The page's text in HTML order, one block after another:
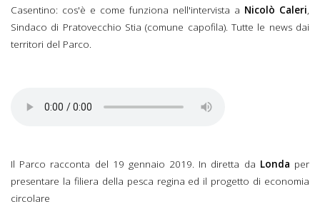
Casentino: cos'è e come funziona nell'intervista a Nicolò Caleri,
Sindaco di Pratovecchio Stia (comune capofila). Tutte le news dai
territori del Parco.
Il Parco racconta del 2
Il Parco racconta del 19 gennaio 2019. In diretta da Londa per
presentare la filiera della pesca regina ed il progetto di economia
circolare